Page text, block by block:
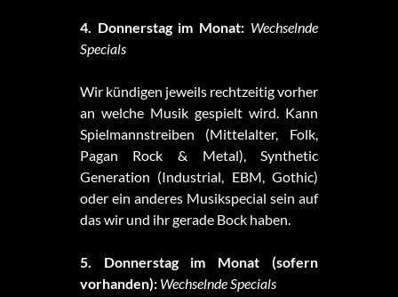
4. Donnerstag im Monat: Wechselnde
Specials
Wir kündigen jeweils rechtzeitig vorher
an welche Musik gespielt wird. Kann
Spielmannstreiben (Mittelalter, Folk,
Pagan Rock & Metal), Synthetic
Generation (Industrial, EBM, Gothic)
oder ein anderes Musikspecial sein auf
das wir und ihr gerade Bock haben.
5. Donnerstag im Monat (sofern
vorhanden): Wechselnde Specials